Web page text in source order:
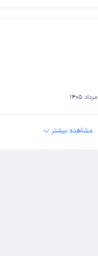
مشاهده بیشتر